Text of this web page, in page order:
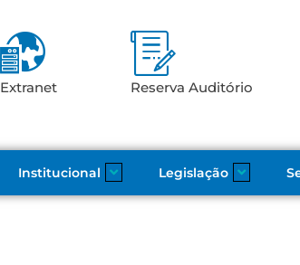
Extranet Reserva Auditório
Institucional Legislação